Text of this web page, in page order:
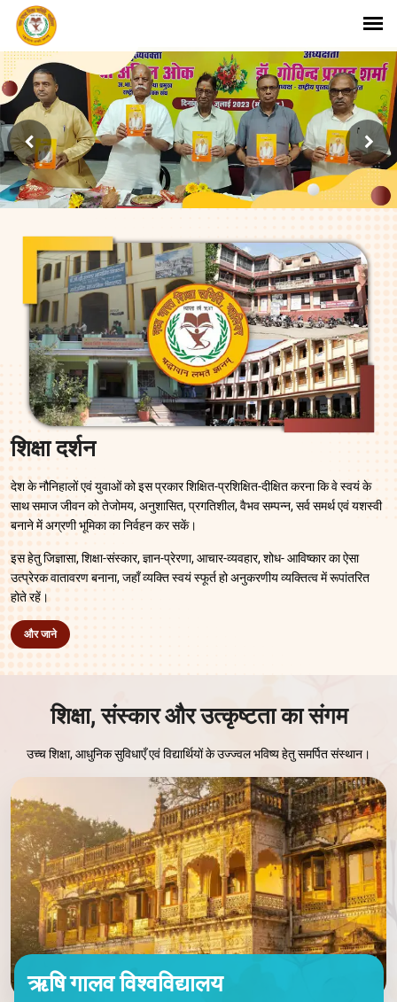
शिक्षा दर्शन
देश के नौनिहालों एवं युवाओं को इस प्रकार शिक्षित-प्रशिक्षित-दीक्षित करना कि वे स्वयं के
साथ समाज जीवन को तेजोमय, अनुशासित, प्रगतिशील, वैभव सम्पन्न, सर्व समर्थ एवं यशस्वी
बनाने में अग्रणी भूमिका का निर्वहन कर सकें।
इस हेतु जिज्ञासा, शिक्षा-संस्कार, ज्ञान-प्रेरणा, आचार-व्यवहार, शोध- आविष्कार का ऐसा
उत्प्रेरक वातावरण बनाना, जहाँ व्यक्ति स्वयं स्फूर्त हो अनुकरणीय व्यक्तित्व में रूपांतरित
होते रहें।
और जाने
शिक्षा, संस्कार और उत्कृष्टता का संगम
उच्च शिक्षा, आधुनिक सुविधाएँ एवं विद्यार्थियों के उज्ज्वल भविष्य हेतु समर्पित संस्थान।
ऋषि गालव विश्वविद्यालय